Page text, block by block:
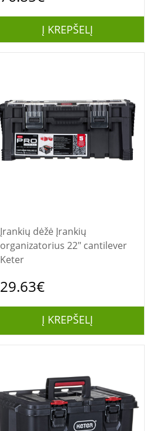
Į KREPŠELĮ
Įrankių dėžė Įrankių
organizatorius 22" cantilever
Keter
29.63€
Į KREPŠELĮ